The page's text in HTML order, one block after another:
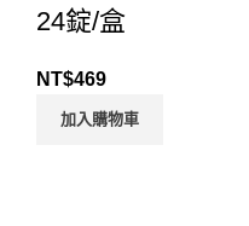
24錠/盒
NT$469
加入購物車